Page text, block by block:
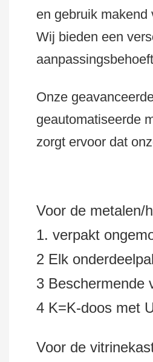
en gebruik makend
Wij bieden een
Onze
geautomatiseerde
zorgt ervoor dat
Voor de metalen/
1. verpakt
2 Elk
3 Beschermende
4 K=K-doos met
Voor de